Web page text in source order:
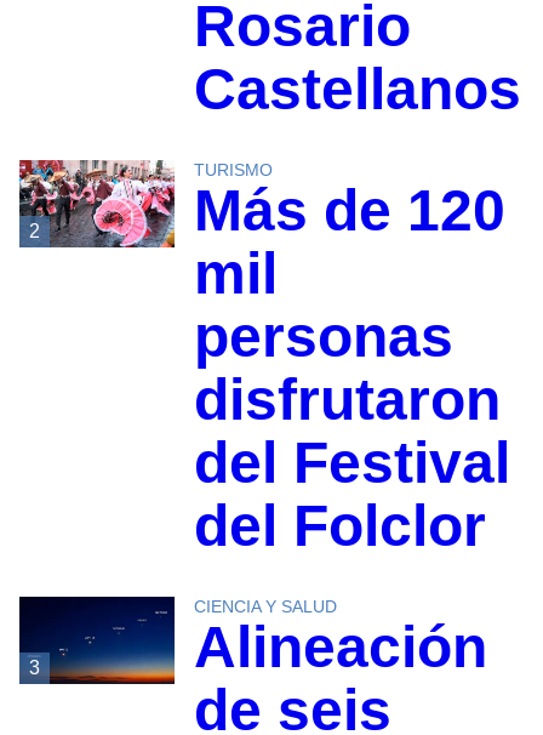
Rosario
Castellanos
2
TURISMO
Más de 120
mil
personas
disfrutaron
del Festival
del Folclor
3
CIENCIA Y SALUD
Alineación
de seis